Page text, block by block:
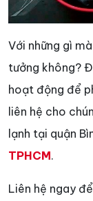
Với những gì
tưởng không?
hoạt động để
liên hệ cho
lạnh tại quận
TPHCM.
Liên hệ ngay